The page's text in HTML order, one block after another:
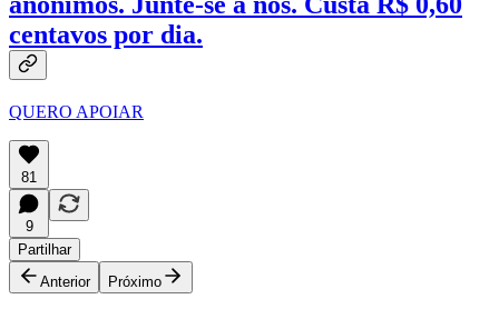
centavos por dia.
QUERO APOIAR
81
9
Partilhar
Anterior
Próximo